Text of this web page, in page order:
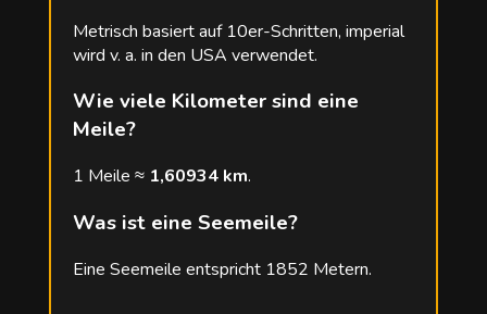
Metrisch basiert auf 10er-Schritten, imperial
wird v. a. in den USA verwendet.
Wie viele Kilometer sind eine
Meile?
1 Meile ≈ 1,60934 km.
Was ist eine Seemeile?
Eine Seemeile entspricht 1852 Metern.